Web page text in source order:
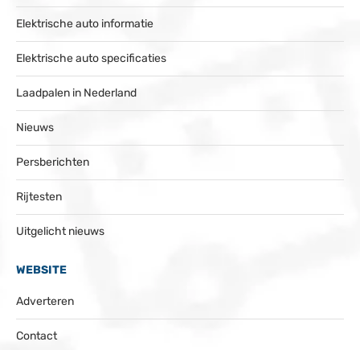
Elektrische auto informatie
Elektrische auto specificaties
Laadpalen in Nederland
Nieuws
Persberichten
Rijtesten
Uitgelicht nieuws
WEBSITE
Adverteren
Contact